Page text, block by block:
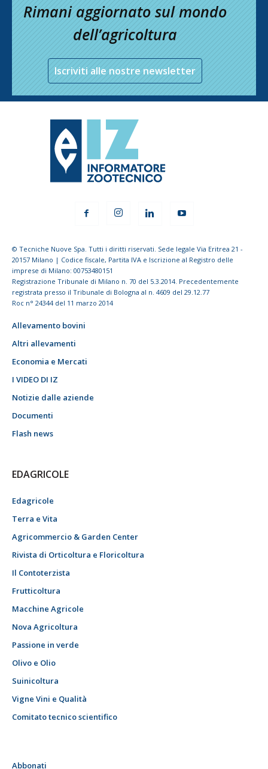
Rimani aggiornato sul mondo
dell’agricoltura
Iscriviti alle nostre newsletter
© Tecniche Nuove Spa. Tutti i diritti riservati. Sede legale Via Eritrea 21 -
20157 Milano | Codice fiscale, Partita IVA e Iscrizione al Registro delle
imprese di Milano: 00753480151
Registrazione Tribunale di Milano n. 70 del 5.3.2014. Precedentemente
registrata presso il Tribunale di Bologna al n. 4609 del 29.12.77
Roc n° 24344 del 11 marzo 2014
Allevamento bovini
Altri allevamenti
Economia e Mercati
I VIDEO DI IZ
Notizie dalle aziende
Documenti
Flash news
EDAGRICOLE
Edagricole
Terra e Vita
Agricommercio & Garden Center
Rivista di Orticoltura e Floricoltura
Il Contoterzista
Frutticoltura
Macchine Agricole
Nova Agricoltura
Passione in verde
Olivo e Olio
Suinicoltura
Vigne Vini e Qualità
Comitato tecnico scientifico
Abbonati